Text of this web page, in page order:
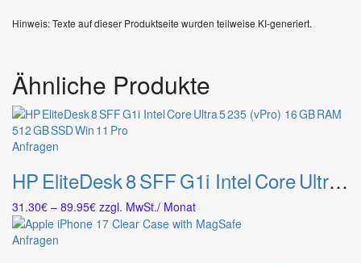
Hinweis: Texte auf dieser Produktseite wurden teilweise KI-generiert.
Ähnliche Produkte
Anfragen
weist
mehrere
Varianten
auf.
HP EliteDesk 8 SFF G1i Intel Core Ultra 5 235 (vPro) 16 GB RAM 512 GB SSD Win 11 Pro
31.30€ – 89.95€Preisspanne:
31.30€
zzgl. MwSt./ Monat
Anfragen